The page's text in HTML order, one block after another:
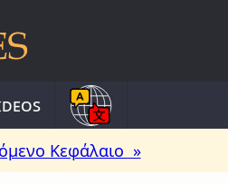
Κεφάλαιο »